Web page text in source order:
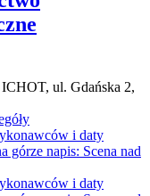
ul. Gdańska 2,